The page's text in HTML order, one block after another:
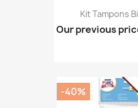
Kit Tampons
Our previous
-40%